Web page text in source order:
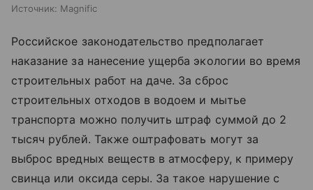
Источник: Magnific
Российское законодательство предполагает
наказание за нанесение ущерба экологии во время
строительных работ на даче. За сброс
строительных отходов в водоем и мытье
транспорта можно получить штраф суммой до 2
тысяч рублей. Также оштрафовать могут за
выброс вредных веществ в атмосферу, к примеру
свинца или оксида серы. За такое нарушение с